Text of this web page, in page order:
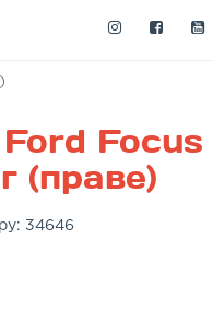
(праве)
34646